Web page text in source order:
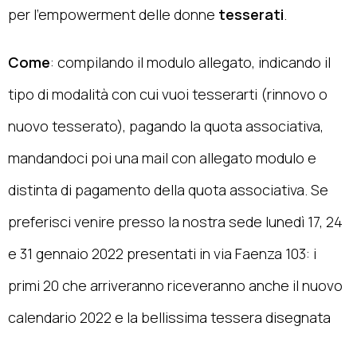
per l’empowerment delle donne tesserati
Come: compilando il modulo allegato, indicando il
tipo di modalità con cui vuoi tesserarti (rinnovo o
nuovo tesserato), pagando la quota associativa,
mandandoci poi una mail con allegato modulo e
distinta di pagamento della quota associativa. Se
preferisci venire presso la nostra sede lunedì 17, 24
e 31 gennaio 2022 presentati in via Faenza 103: i
primi 20 che arriveranno riceveranno anche il nuovo
calendario 2022 e la bellissima tessera disegnata